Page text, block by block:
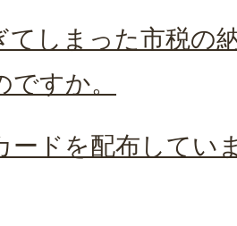
てしまった市税の
すか。
ードを配布してい